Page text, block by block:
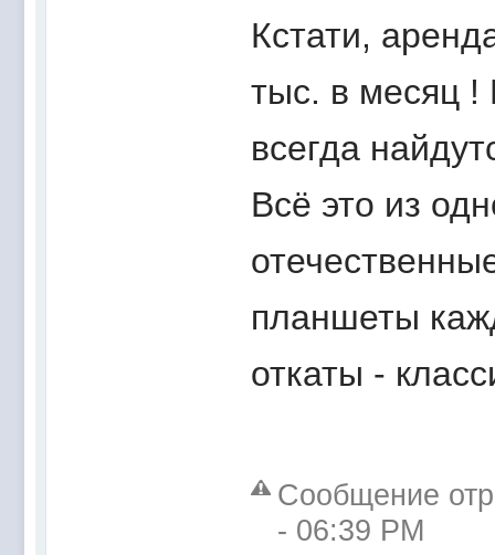
Кстати,
тыс. в месяц !
всегда
Всё это из
планшеты
откаты -
Сообщение
- 06:39 PM